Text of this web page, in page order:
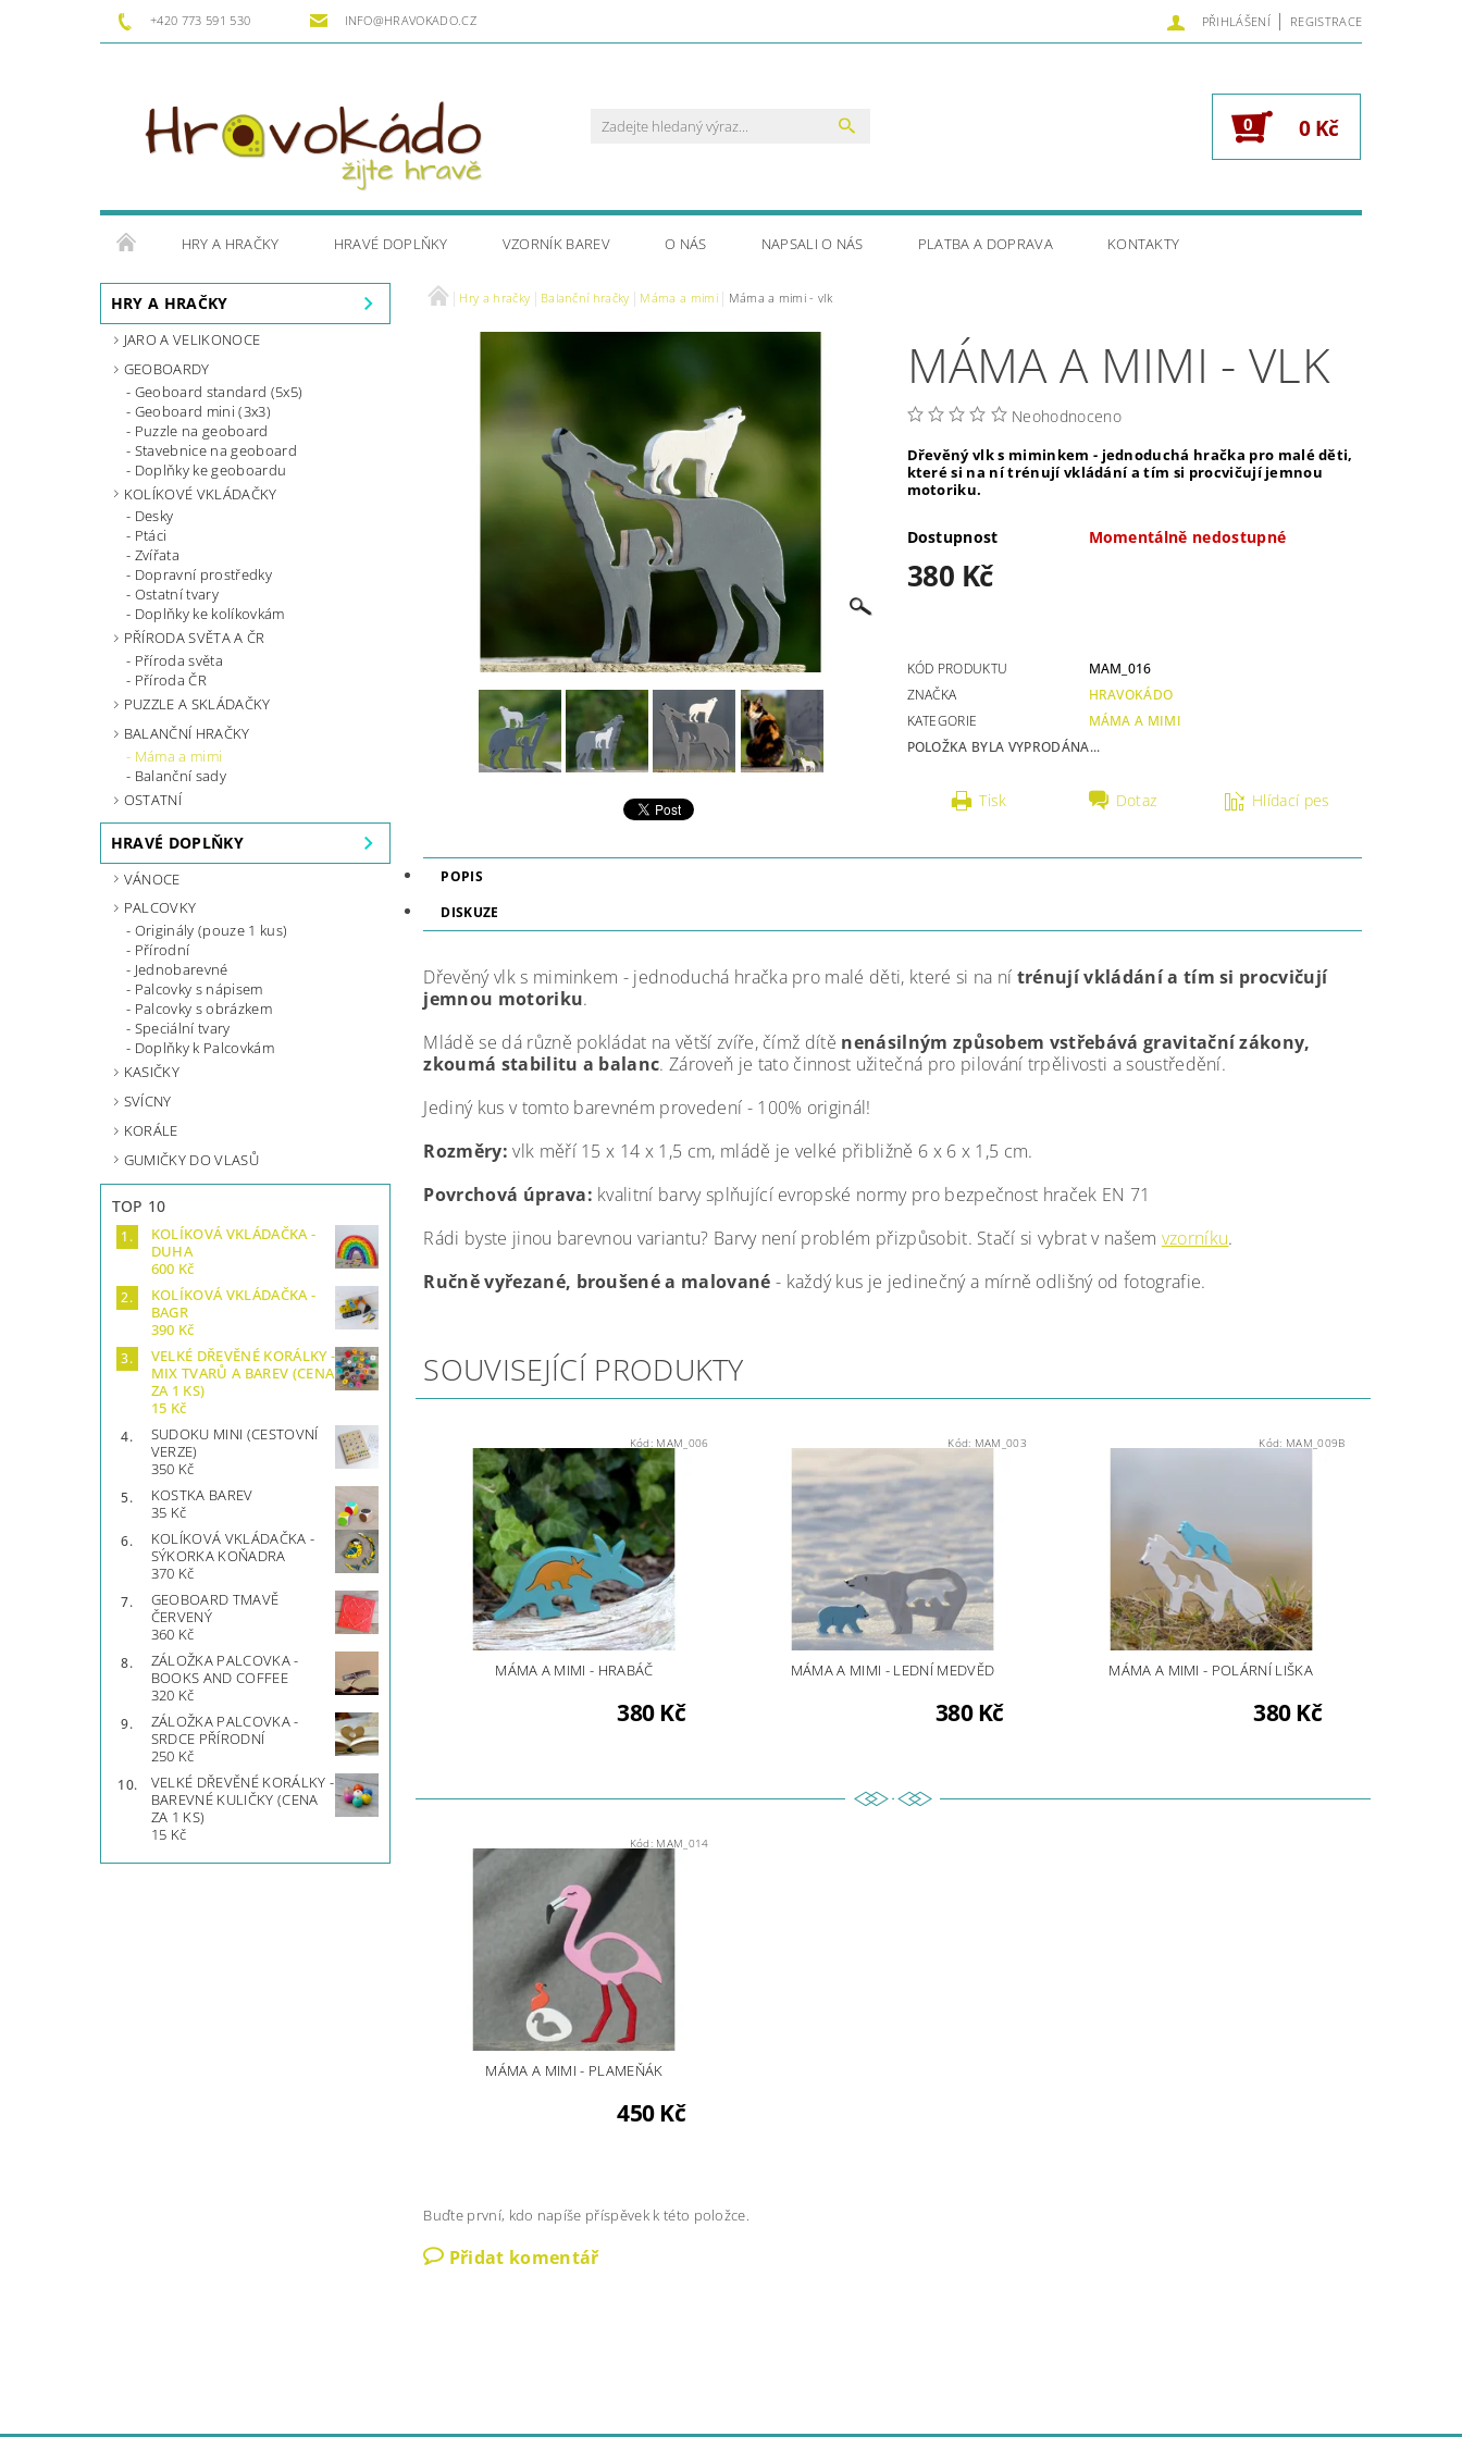
+420 773 591 530 INFO@HRAVOKADO.CZ PŘIHLÁŠENÍ | REGISTRACE
0 0 Kč
HRY A HRAČKY HRAVÉ DOPLŇKY VZORNÍK BAREV O NÁS NAPSALI O NÁS PLATBA A DOPRAVA KONTAKTY
HRY A HRAČKY
JARO A VELIKONOCE
GEOBOARDY
Geoboard standard (5x5)
Geoboard mini (3x3)
Puzzle na geoboard
Stavebnice na geoboard
Doplňky ke geoboardu
KOLÍKOVÉ VKLÁDAČKY
Desky
Ptáci
Zvířata
Dopravní prostředky
Ostatní tvary
Doplňky ke kolíkovkám
PŘÍRODA SVĚTA A ČR
Příroda světa
Příroda ČR
PUZZLE A SKLÁDAČKY
BALANČNÍ HRAČKY
Máma a mimi
Balanční sady
OSTATNÍ
HRAVÉ DOPLŇKY
VÁNOCE
PALCOVKY
Originály (pouze 1 kus)
Přírodní
Jednobarevné
Palcovky s nápisem
Palcovky s obrázkem
Speciální tvary
Doplňky k Palcovkám
KASIČKY
SVÍCNY
KORÁLE
GUMIČKY DO VLASŮ
TOP 10
KOLÍKOVÁ VKLÁDAČKA -
DUHA
600 Kč
KOLÍKOVÁ VKLÁDAČKA -
BAGR
390 Kč
VELKÉ DŘEVĚNÉ KORÁLKY -
MIX TVARŮ A BAREV (CENA
ZA 1 KS)
15 Kč
SUDOKU MINI (CESTOVNÍ
VERZE)
350 Kč
KOSTKA BAREV
35 Kč
KOLÍKOVÁ VKLÁDAČKA -
SÝKORKA KOŇADRA
370 Kč
GEOBOARD TMAVĚ
ČERVENÝ
360 Kč
ZÁLOŽKA PALCOVKA -
BOOKS AND COFFEE
320 Kč
ZÁLOŽKA PALCOVKA -
SRDCE PŘÍRODNÍ
250 Kč
VELKÉ DŘEVĚNÉ KORÁLKY -
BAREVNÉ KULIČKY (CENA
ZA 1 KS)
15 Kč
Hry a hračky Balanční hračky Máma a mimi Máma a mimi - vlk
MÁMA A MIMI - VLK
Neohodnoceno
Dřevěný vlk s miminkem - jednoduchá hračka pro malé děti,
které si na ní trénují vkládání a tím si procvičují jemnou
motoriku.
Dostupnost Momentálně nedostupné
380 Kč
KÓD PRODUKTU
MAM_016
ZNAČKA
HRAVOKÁDO
KATEGORIE
MÁMA A MIMI
POLOŽKA BYLA VYPRODÁNA...
Tisk Dotaz Hlídací pes
POPIS
DISKUZE
Dřevěný vlk s miminkem - jednoduchá hračka pro malé děti, které si na ní trénují vkládání a tím si procvičují
jemnou motoriku.
Mládě se dá různě pokládat na větší zvíře, čímž dítě nenásilným způsobem vstřebává gravitační zákony,
zkoumá stabilitu a balanc. Zároveň je tato činnost užitečná pro pilování trpělivosti a soustředění.
Jediný kus v tomto barevném provedení - 100% originál!
Rozměry: vlk měří 15 x 14 x 1,5 cm, mládě je velké přibližně 6 x 6 x 1,5 cm.
Povrchová úprava: kvalitní barvy splňující evropské normy pro bezpečnost hraček EN 71
Rádi byste jinou barevnou variantu? Barvy není problém přizpůsobit. Stačí si vybrat v našem vzorníku.
Ručně vyřezané, broušené a malované - každý kus je jedinečný a mírně odlišný od fotografie.
SOUVISEJÍCÍ PRODUKTY
Kód: MAM_006
MÁMA A MIMI - HRABÁČ
380 Kč
Kód: MAM_003
MÁMA A MIMI - LEDNÍ MEDVĚD
380 Kč
Kód: MAM_009B
MÁMA A MIMI - POLÁRNÍ LIŠKA
380 Kč
Kód: MAM_014
MÁMA A MIMI - PLAMEŇÁK
450 Kč
Buďte první, kdo napíše příspěvek k této položce.
Přidat komentář